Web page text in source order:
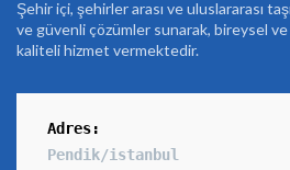
Şehir içi, şehirler arası ve uluslararası
ve güvenli çözümler sunarak, bireysel
kaliteli hizmet vermektedir.
Adres:
Pendik/istanbul